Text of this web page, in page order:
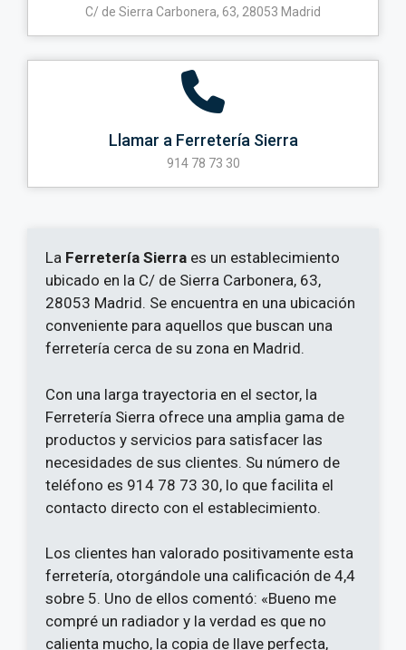
C/ de Sierra Carbonera, 63, 28053 Madrid
Llamar a Ferretería Sierra
914 78 73 30
La Ferretería Sierra es un establecimiento
ubicado en la C/ de Sierra Carbonera, 63,
28053 Madrid. Se encuentra en una ubicación
conveniente para aquellos que buscan una
ferretería cerca de su zona en Madrid.
Con una larga trayectoria en el sector, la
Ferretería Sierra ofrece una amplia gama de
productos y servicios para satisfacer las
necesidades de sus clientes. Su número de
teléfono es 914 78 73 30, lo que facilita el
contacto directo con el establecimiento.
Los clientes han valorado positivamente esta
ferretería, otorgándole una calificación de 4,4
sobre 5. Uno de ellos comentó: «Bueno me
compré un radiador y la verdad es que no
calienta mucho, la copia de llave perfecta,